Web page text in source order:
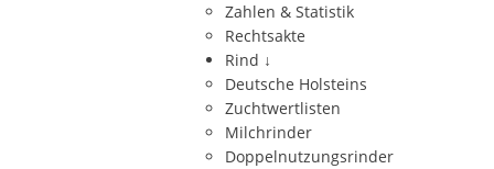
Zahlen & Statistik
Rechtsakte
Rind ↓
Deutsche Holsteins
Zuchtwertlisten
Milchrinder
Doppelnutzungsrinder